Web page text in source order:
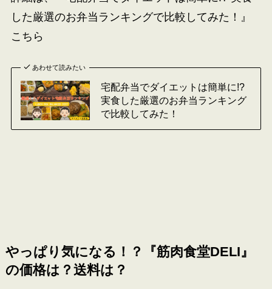
した厳選のお弁当ランキングで比較してみた！』
こちら
あわせて読みたい
宅配弁当でダイエットは簡単に!?
実食した厳選のお弁当ランキング
で比較してみた！
やっぱり気になる！？『筋肉食堂DELI』
の価格は？送料は？